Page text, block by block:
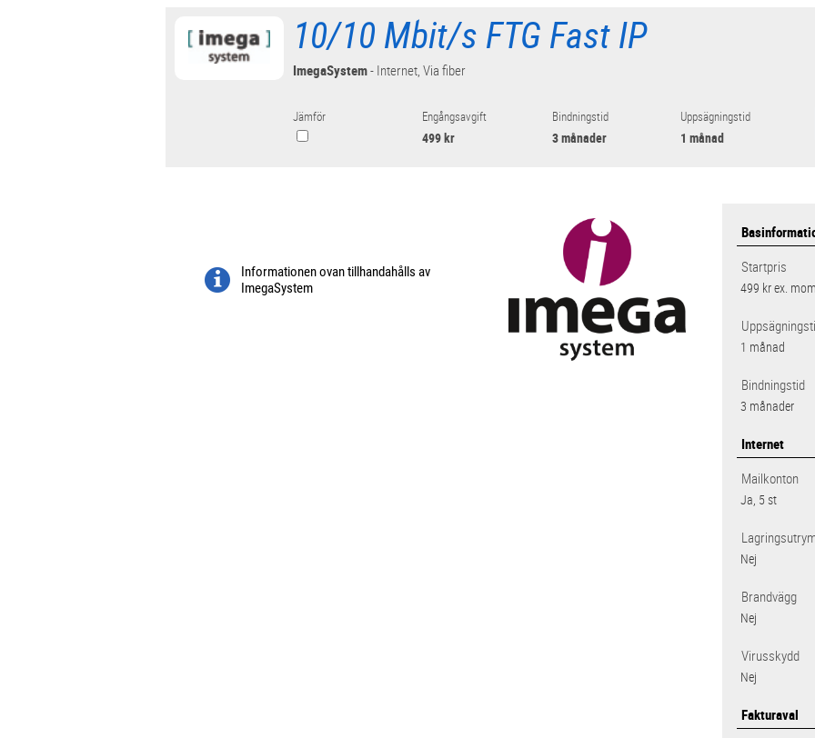
10/10 Mbit/s FTG Fast IP
ImegaSystem- Internet, Via fiber
Jämför Engångsavgift
499 kr
Bindningstid
3 månader
Uppsägningstid
1 månad
Informationen ovan tillhandahålls av
ImegaSystem
Startpris
499 krex.
1 månad
Bindningstid
3 månader
Internet
Mailkonton
Ja, 5 st
Nej
Brandvägg
Nej
Virusskydd
Nej
Fakturaval